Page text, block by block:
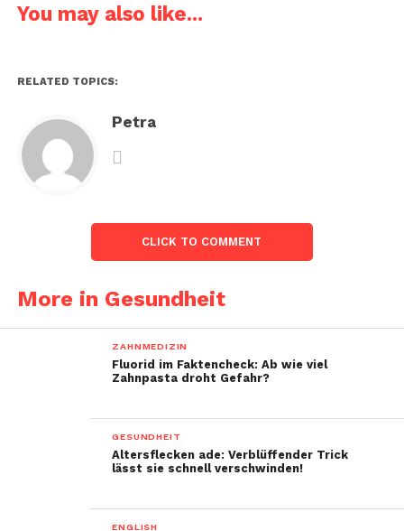
You may also like...
RELATED TOPICS:
Petra
CLICK TO COMMENT
More in Gesundheit
ZAHNMEDIZIN
Fluorid im Faktencheck: Ab wie viel
Zahnpasta droht Gefahr?
GESUNDHEIT
Altersflecken ade: Verblüffender Trick
lässt sie schnell verschwinden!
ENGLISH